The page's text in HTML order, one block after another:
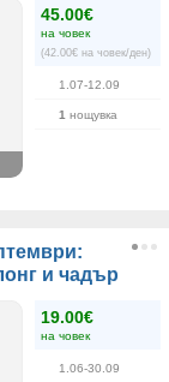
45.00€
на човек
(42.00€ на човек/ден)
1.07-12.09
1 нощувка
и чадър
19.00€
на човек
1.06-30.09